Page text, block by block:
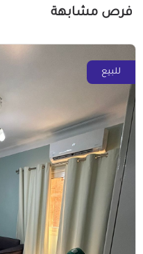
فرص مشابهة
للبيع